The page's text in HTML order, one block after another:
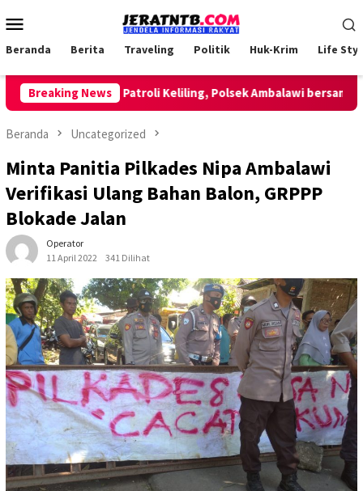
ke
Mobile
Beranda Berita Traveling Politik Huk-Krim Life
Breaking News
Lakukan Patroli Keliling, Polsek Ambalawi bersama TNI
Beranda Uncategorized
Minta Panitia Pilkades Nipa Ambalawi
Verifikasi Ulang Bahan Balon, GRPPP
Blokade Jalan
Operator
11 April 2022
341 Dilihat